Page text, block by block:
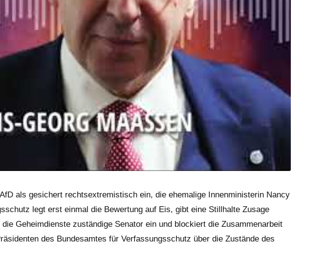
als gesichert rechtsextremistisch ein, die ehemalige Innenministerin Nancy
legt erst einmal die Bewertung auf Eis, gibt eine Stillhalte Zusage
Geheimdienste zuständige Senator ein und blockiert die Zusammenarbeit
des Bundesamtes für Verfassungsschutz über die Zustände des